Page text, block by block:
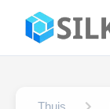
Thuis